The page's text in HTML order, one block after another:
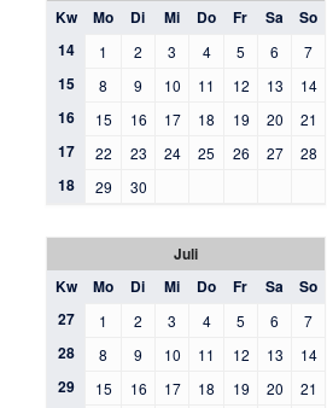
Kw
Mo Di Mi Do Fr Sa
So
14
1 2 3 4 5 6 7
15 8 9 10 11 12 13 14
16 15 16 17 18 19 20 21
17 22 23 24 25 26 27 28
18 29 30
Juli
Kw
Mo Di Mi Do Fr Sa
So
27
1 2 3 4 5 6 7
28 8 9 10 11 12 13 14
29 15 16 17 18 19 20 21